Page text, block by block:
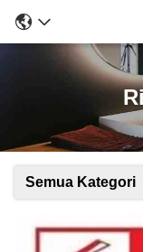
Semua Kategori